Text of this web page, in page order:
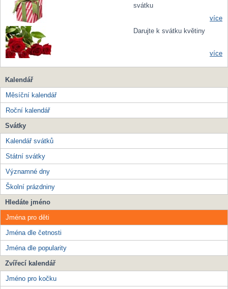
svátku
více
Darujte k svátku květiny
více
Kalendář
Měsíční kalendář
Roční kalendář
Svátky
Kalendář svátků
Státní svátky
Významné dny
Školní prázdniny
Hledáte jméno
Jména pro děti
Jména dle četnosti
Jména dle popularity
Zvířecí kalendář
Jméno pro kočku